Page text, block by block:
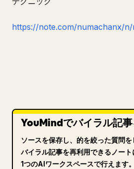
https://note.com/numachanx/n/
YouMindでバイラル記
ソースを保存し、的を絞った質問を
バイラル記事を再利用できるノー
1つのAIワークスペースで行えます。